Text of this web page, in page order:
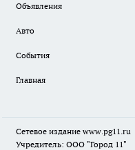
Объявления
Авто
События
Главная
Сетевое издание www.pg11.ru
Учредитель: ООО "Город 11"